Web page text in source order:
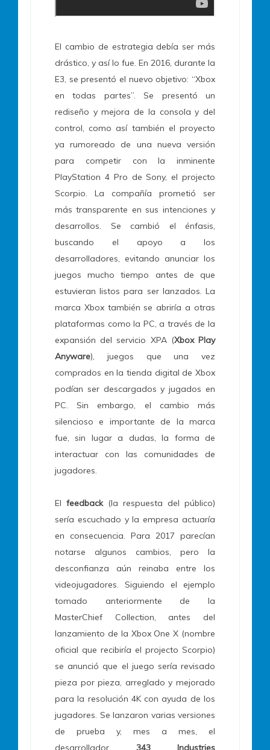
El cambio de estrategia debía ser más
drástico, y así lo fue. En 2016, durante la
E3, se presentó el nuevo objetivo: “Xbox
en todas partes”. Se presentó un
rediseño y mejora de la consola y del
control, como así también el proyecto
ya rumoreado de una nueva versión
para competir con la inminente
PlayStation 4 Pro de Sony, el projecto
Scorpio. La compañía prometió ser
más transparente en sus intenciones y
desarrollos. Se cambió el énfasis,
buscando el apoyo a los
desarrolladores, evitando anunciar los
juegos mucho tiempo antes de que
estuvieran listos para ser lanzados. La
marca Xbox también se abriría a otras
plataformas como la PC, a través de la
expansión del servicio XPA (Xbox Play
Anyware), juegos que una vez
comprados en la tienda digital de Xbox
podían ser descargados y jugados en
PC. Sin embargo, el cambio más
silencioso e importante de la marca
fue, sin lugar a dudas, la forma de
interactuar con las comunidades de
jugadores.
El feedback(la respuesta del público)
sería escuchado y la empresa actuaría
en consecuencia. Para 2017 parecían
notarse algunos cambios, pero la
desconfianza aún reinaba entre los
videojugadores. Siguiendo el ejemplo
tomado anteriormente de la
MasterChief Collection, antes del
lanzamiento de la Xbox One X (nombre
oficial que recibiría el projecto Scorpio)
se anunció que el juego sería revisado
pieza por pieza, arreglado y mejorado
para la resolución 4K con ayuda de los
jugadores. Se lanzaron varias versiones
de prueba y, mes a mes, el
desarrollador 343 Industries